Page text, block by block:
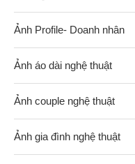
Ảnh Profile- Doanh nhân
Ảnh áo dài nghệ thuật
Ảnh couple nghệ thuật
Ảnh gia đình nghệ thuật